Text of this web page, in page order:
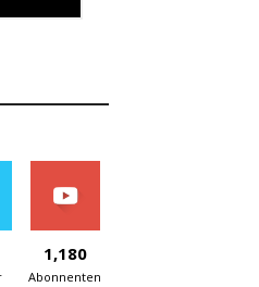
1,180
Abonnenten